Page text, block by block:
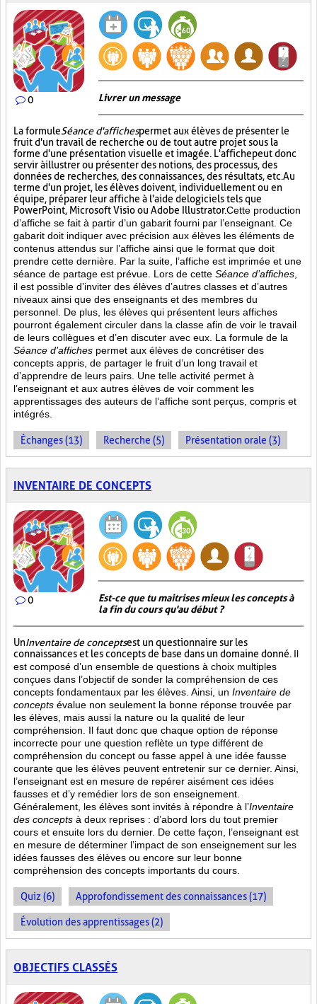
0 Livrer un message
La formuleSéance d'affichespermet aux élèves de présenter le
fruit d'un travail de recherche ou de tout autre projet sous la
forme d'une présentation visuelle et imagée. L'affichepeut donc
servir à illustrer ou présenter des notions, des processus, des
données de recherches, des connaissances, des résultats, etc. Au
terme d'un projet, les élèves doivent, individuellement ou en
équipe, préparer leur affiche à l'aide de logiciels tels que
PowerPoint, Microsoft Visio ou Adobe Illustrator.Cette production
d’affiche se fait à partir d’un gabarit fourni par l’enseignant. Ce
gabarit doit indiquer avec précision aux élèves les éléments de
contenus attendus sur l’affiche ainsi que le format que doit
prendre cette dernière. Par la suite, l’affiche est imprimée et une
séance de partage est prévue. Lors de cette Séance d’affiches
il est possible d’inviter des élèves d’autres classes et d’autres
niveaux ainsi que des enseignants et des membres du
personnel. De plus, les élèves qui présentent leurs affiches
pourront également circuler dans la classe afin de voir le travail
de leurs collègues et d’en discuter avec eux. La formule de la
Séance d’affiches permet aux élèves de concrétiser des
concepts appris, de partager le fruit d’un long travail et
d’apprendre de leurs pairs. Une telle activité permet à
l’enseignant et aux autres élèves de voir comment les
apprentissages des auteurs de l’affiche sont perçus, compris et
intégrés.
Échanges (13) Recherche (5) Présentation orale (3)
INVENTAIRE DE CONCEPTS
0
Est-ce que tu maitrises mieux les concepts à
la fin du cours qu'au début ?
UnInventaire de conceptsest un questionnaire sur les
connaissances et les concepts de base dans un domaine donné. Il
est composé d’un ensemble de questions à choix multiples
conçues dans l’objectif de sonder la compréhension de ces
concepts fondamentaux par les élèves. Ainsi, un Inventaire de
concepts évalue non seulement la bonne réponse trouvée par
les élèves, mais aussi la nature ou la qualité de leur
compréhension. Il faut donc que chaque option de réponse
incorrecte pour une question reflète un type différent de
compréhension du concept ou fasse appel à une idée fausse
courante que les élèves peuvent entretenir sur ce dernier. Ainsi,
l’enseignant est en mesure de repérer aisément ces idées
fausses et d’y remédier lors de son enseignement.
Généralement, les élèves sont invités à répondre à l’Inventaire
des concepts à deux reprises : d’abord lors du tout premier
cours et ensuite lors du dernier. De cette façon, l’enseignant est
en mesure de déterminer l’impact de son enseignement sur les
idées fausses des élèves ou encore sur leur bonne
compréhension des concepts importants du cours.
Quiz (6) Approfondissement des connaissances (17)
Évolution des apprentissages (2)
OBJECTIFS CLASSÉS